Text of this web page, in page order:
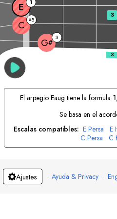
G# 3
C #5
E 1
3
El arpegio Eaug tiene la formula
Se basa en el
Escalas compatibles: E Persa E
C Persa C
Ajustes · Ayuda & Privacy ·